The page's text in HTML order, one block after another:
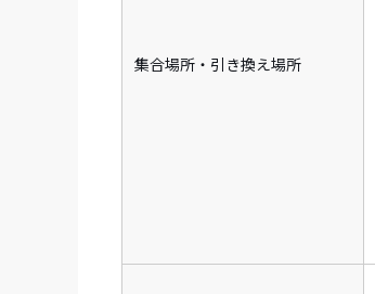
集合場所・引き換え場所